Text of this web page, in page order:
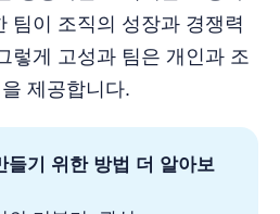
팀이 조직의 성장과 경쟁력
렇게 고성과 팀은 개인과 조
제공합니다.
들기 위한 방법 더 알아보